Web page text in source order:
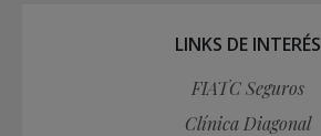
LINKS DE INTERÉS
FIATC Seguros
Clínica Diagonal